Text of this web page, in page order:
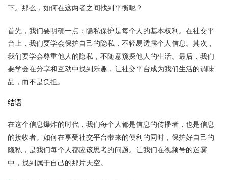
下。那么，如何在这两者之间找到平衡呢？
首先，我们要明确一点：隐私保护是每个人的基本权利。在社交平
台上，我们要学会保护自己的隐私，不轻易透露个人信息。其次，
我们要学会尊重他人的隐私，不随意窥探他人的生活。最后，我们
要学会在分享和互动中找到乐趣，让社交平台成为我们生活的调味
品，而不是负担。
结语
在这个信息爆炸的时代，我们每个人都是信息的传播者，也是信息
的接收者。如何在享受社交平台带来的便利的同时，保护好自己的
隐私，是我们每个人都应该思考的问题。让我们在视频号的迷雾
中，找到属于自己的那片天空。